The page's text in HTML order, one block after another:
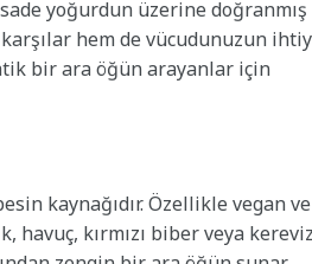
yoğurdun üzerine doğranmış
hem de vücudunuzun
bir ara öğün arayanlar için
kaynağıdır. Özellikle vegan ve
kırmızı biber veya